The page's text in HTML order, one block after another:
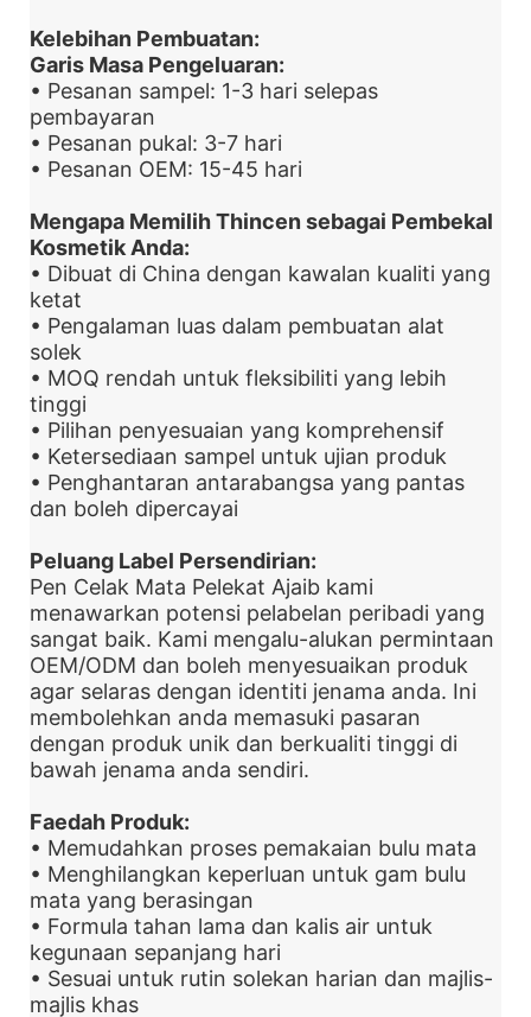
Kelebihan Pembuatan:
Garis Masa Pengeluaran:
• Pesanan sampel: 1-3 hari selepas
pembayaran
• Pesanan pukal: 3-7 hari
• Pesanan OEM: 15-45 hari
Mengapa Memilih Thincen sebagai Pembekal
Kosmetik Anda:
• Dibuat di China dengan kawalan kualiti yang
ketat
• Pengalaman luas dalam pembuatan alat
solek
• MOQ rendah untuk fleksibiliti yang lebih
tinggi
• Pilihan penyesuaian yang komprehensif
• Ketersediaan sampel untuk ujian produk
• Penghantaran antarabangsa yang pantas
dan boleh dipercayai
Peluang Label Persendirian:
Pen Celak Mata Pelekat Ajaib kami
menawarkan potensi pelabelan peribadi yang
sangat baik. Kami mengalu-alukan permintaan
OEM/ODM dan boleh menyesuaikan produk
agar selaras dengan identiti jenama anda. Ini
membolehkan anda memasuki pasaran
dengan produk unik dan berkualiti tinggi di
bawah jenama anda sendiri.
Faedah Produk:
• Memudahkan proses pemakaian bulu mata
• Menghilangkan keperluan untuk gam bulu
mata yang berasingan
• Formula tahan lama dan kalis air untuk
kegunaan sepanjang hari
• Sesuai untuk rutin solekan harian dan majlis-
majlis khas